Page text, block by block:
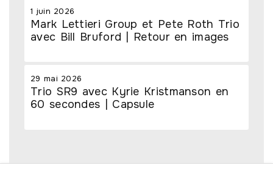
1 juin 2026
Mark Lettieri Group et Pete Roth Trio
avec Bill Bruford | Retour en images
29 mai 2026
Trio SR9 avec Kyrie Kristmanson en
60 secondes | Capsule